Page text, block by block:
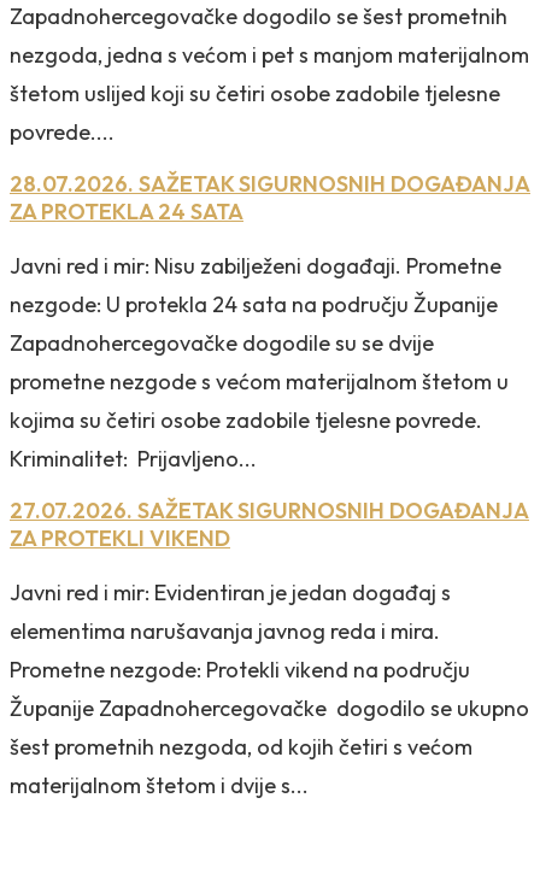
Zapadnohercegovačke dogodilo se šest prometnih
nezgoda, jedna s većom i pet s manjom materijalnom
štetom uslijed koji su četiri osobe zadobile tjelesne
povrede....
28.07.2026. SAŽETAK SIGURNOSNIH DOGAĐANJA
ZA PROTEKLA 24 SATA
Javni red i mir: Nisu zabilježeni događaji. Prometne
nezgode: U protekla 24 sata na području Županije
Zapadnohercegovačke dogodile su se dvije
prometne nezgode s većom materijalnom štetom u
kojima su četiri osobe zadobile tjelesne povrede.
Kriminalitet: Prijavljeno...
27.07.2026. SAŽETAK SIGURNOSNIH DOGAĐANJA
ZA PROTEKLI VIKEND
Javni red i mir: Evidentiran je jedan događaj s
elementima narušavanja javnog reda i mira.
Prometne nezgode: Protekli vikend na području
Županije Zapadnohercegovačke dogodilo se ukupno
šest prometnih nezgoda, od kojih četiri s većom
materijalnom štetom i dvije s...